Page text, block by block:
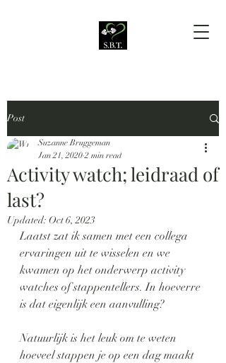
Post
Activity watch; leidraad of
last?
Suzanne Bruggeman
Jan 21, 2020 2 min read
Updated: Oct 6, 2023
Laatst zat ik samen met een collega
ervaringen uit te wisselen en we
kwamen op het onderwerp activity
watches of stappentellers. In hoeverre
is dat eigenlijk een aanvulling?
Natuurlijk is het leuk om te weten
hoeveel stappen je op een dag maakt